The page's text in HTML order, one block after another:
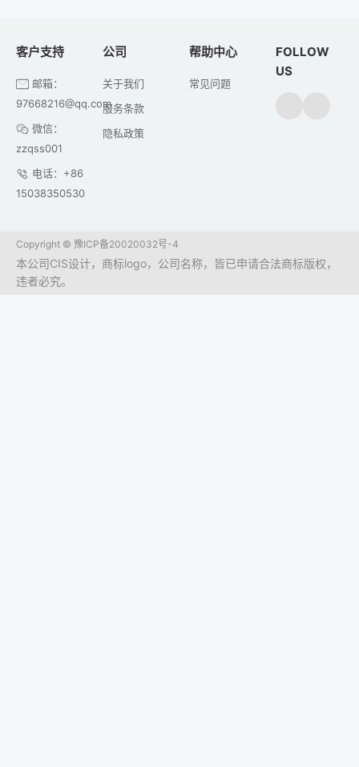
客户支持
邮箱：
97668216@qq.com
微信：
zzqss001
电话：+86
15038350530
公司
关于我们
服务条款
隐私政策
帮助中心
常见问题
FOLLOW
US
Copyright © 豫ICP备20020032号-4
本公司CIS设计，商标logo，公司名称，皆已申请合法商标版权，
违者必究。